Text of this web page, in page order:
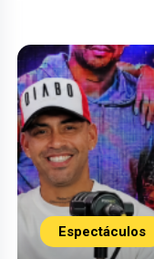
Espectáculos